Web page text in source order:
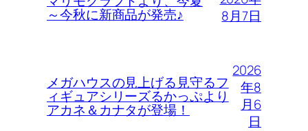
～今秋に新商品が発売♪
8月7日
メガハウスの見上げる見守るフ
ィギュアシリーズるかっぷより
アカネ＆カナタが登場！
2026
年8
月6
日